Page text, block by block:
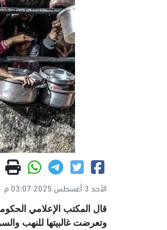
الأحد 3 أغسطس 2025 03:07 م
وتعرضت غالبيتها للنهب